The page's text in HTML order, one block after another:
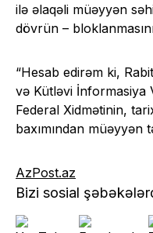
ilə əlaqəli müəyyən
dövrün –
“Hesab edirəm ki,
və Kütləvi İnformasiya
Federal Xidmətinin,
baxımından müəyyən
AzPost.az
Bizi sosial